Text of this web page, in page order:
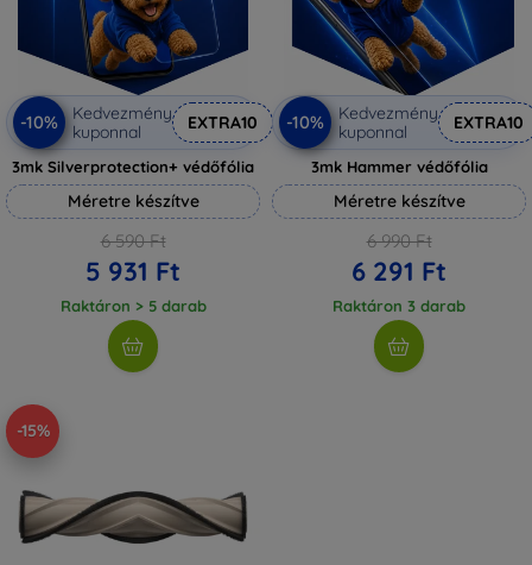
-10%
Kedvezmény
kuponnal
EXTRA10
3mk Silverprotection+ védőfólia
Méretre készítve
6 590 Ft
5 931 Ft
Raktáron > 5 darab
-10%
Kedvezmény
kuponnal
EXTRA10
3mk Hammer védőfólia
Méretre készítve
6 990 Ft
6 291 Ft
Raktáron 3 darab
-15%